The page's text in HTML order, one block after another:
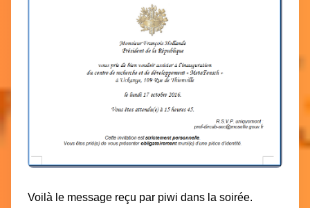
Voilà le message reçu par piwi dans la soirée.